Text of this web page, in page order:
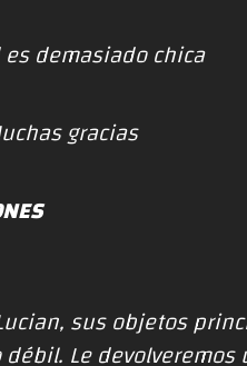
demasiado chica
gracias
sus objetos
Le